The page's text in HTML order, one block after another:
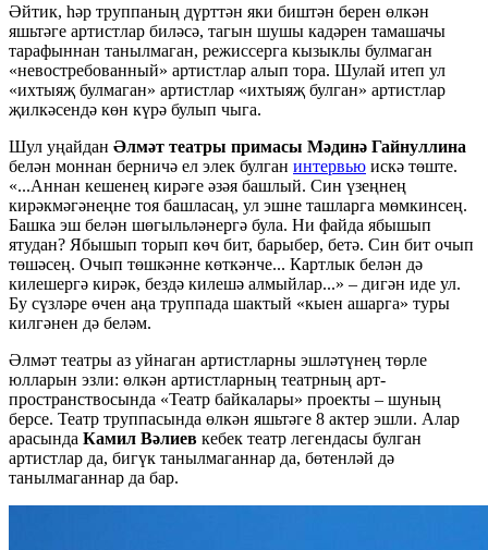
Әйтик, һәр труппаның дүрттән яки биштән берен өлкән
яшьтәге артистлар биләсә, тагын шушы кадәрен тамашачы
тарафыннан танылмаган, режиссерга кызыклы булмаган
«невостребованный» артистлар алып тора. Шулай итеп ул
«ихтыяҗ булмаган» артистлар «ихтыяҗ булган» артистлар
җилкәсендә көн күрә булып чыга.
Шул уңайдан Әлмәт театры примасы Мәдинә Гайнуллина
белән моннан берничә ел элек булган интервью искә төште.
«...Аннан кешенең кирәге әзәя башлый. Син үзеңнең
кирәкмәгәнеңне тоя башласаң, ул эшне ташларга мөмкинсең.
Башка эш белән шөгыльләнергә була. Ни файда ябышып
ятудан? Ябышып торып көч бит, барыбер, бетә. Син бит очып
төшәсең. Очып төшкәнне көткәнче... Картлык белән дә
килешергә кирәк, бездә килешә алмыйлар...» – дигән иде ул.
Бу сүзләре өчен аңа труппада шактый «кыен ашарга» туры
килгәнен дә беләм.
Әлмәт театры аз уйнаган артистларны эшләтүнең төрле
юлларын эзли: өлкән артистларның театрның арт-
пространствосында «Театр байкалары» проекты – шуның
берсе. Театр труппасында өлкән яшьтәге 8 актер эшли. Алар
арасында Камил Вәлиев кебек театр легендасы булган
артистлар да, бигүк танылмаганнар да, бөтенләй дә
танылмаганнар да бар.